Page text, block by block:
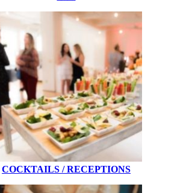
COCKTAILS / RECEPTIONS